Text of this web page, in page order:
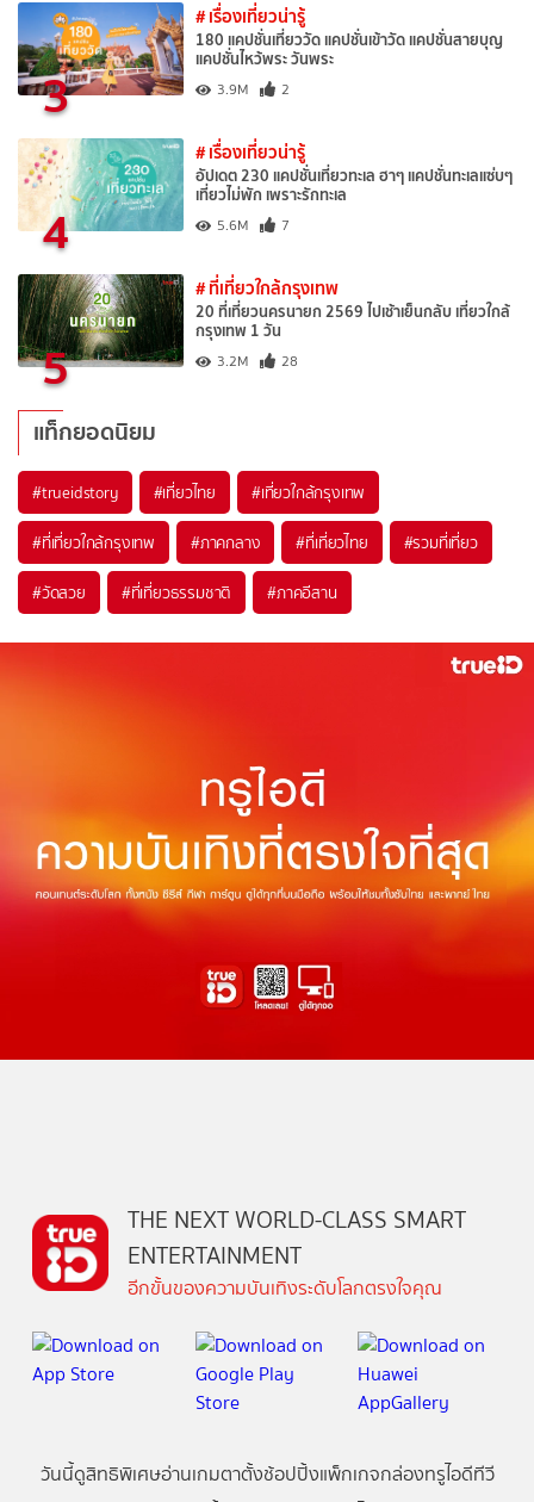
3
# เรื่องเที่ยวน่ารู้
180 แคปชั่นเที่ยววัด แคปชั่นเข้าวัด แคปชั่นสายบุญ
แคปชั่นไหว้พระ วันพระ
3.9M 2
4
# เรื่องเที่ยวน่ารู้
อัปเดต 230 แคปชั่นเที่ยวทะเล ฮาๆ แคปชั่นทะเลแซ่บๆ
เที่ยวไม่พัก เพราะรักทะเล
5.6M 7
5
# ที่เที่ยวใกล้กรุงเทพ
20 ที่เที่ยวนครนายก 2569 ไปเช้าเย็นกลับ เที่ยวใกล้
กรุงเทพ 1 วัน
3.2M 28
แท็กยอดนิยม
#trueidstory #เที่ยวไทย #เที่ยวใกล้กรุงเทพ
#ที่เที่ยวใกล้กรุงเทพ #ภาคกลาง #ที่เที่ยวไทย #รวมที่เที่ยว
#วัดสวย #ที่เที่ยวธรรมชาติ #ภาคอีสาน
THE NEXT WORLD-CLASS SMART
ENTERTAINMENT
อีกขั้นของความบันเทิงระดับโลกตรงใจคุณ
วันนี้ดูสิทธิพิเศษอ่านเกมตาตั้งช้อปปิ้งแพ็กเกจกล่องทรูไอดีทีวี